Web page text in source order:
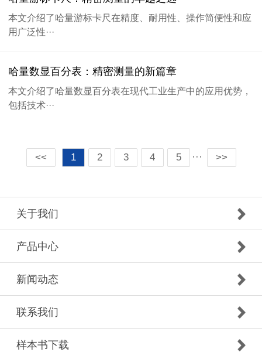
本文介绍了哈量游标卡尺在精度、耐用性、操作简便性和应
用广泛性···
哈量数显百分表：精密测量的新篇章
本文介绍了哈量数显百分表在现代工业生产中的应用优势，
包括技术···
<< 1 2 3 4 5 ··· >>
关于我们
产品中心
新闻动态
联系我们
样本书下载